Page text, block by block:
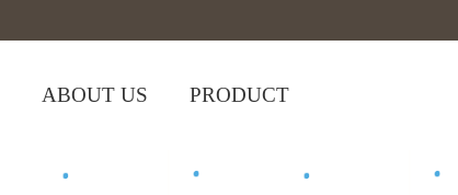
ABOUT US PRODUCT
>